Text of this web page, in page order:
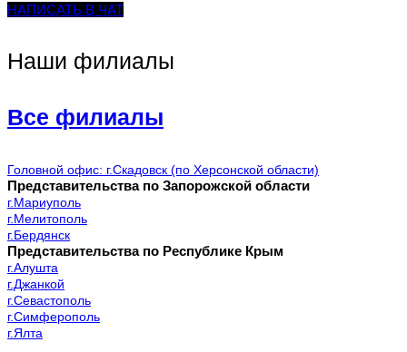
НАПИСАТЬ В ЧАТ
Наши филиалы
Все филиалы
Головной офис: г.Скадовск (по Херсонской области)
Представительства по Запорожской области
г.Мариуполь
г.Мелитополь
г.Бердянск
Представительства по Республике Крым
г.Алушта
г.Джанкой
г.Севастополь
г.Симферополь
г.Ялта